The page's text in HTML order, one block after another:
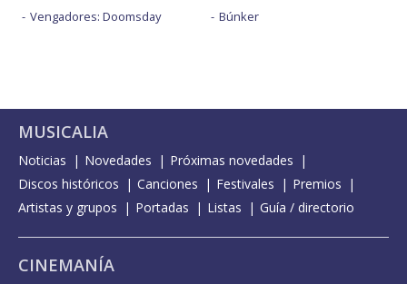
Vengadores: Doomsday
Búnker
MUSICALIA
Noticias Novedades
Próximas novedades
Discos históricos
Canciones Festivales
Premios
Artistas y grupos
Portadas Listas Guía / directorio
CINEMANÍA